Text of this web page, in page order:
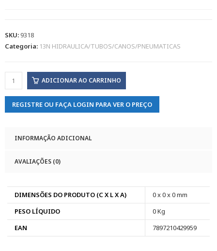
SKU:9318
Categoria: 13N HIDRAULICA/TUBOS/CANOS/PNEUMATICAS
ADICIONAR AO CARRINHO
REGISTRE OU FAÇA LOGIN PARA VER O PREÇO
INFORMAÇÃO ADICIONAL
AVALIAÇÕES (0)
DIMENSÕES DO PRODUTO (C X L X A)
0 x 0 x 0 mm
PESO LÍQUIDO
0 Kg
EAN
7897210429959